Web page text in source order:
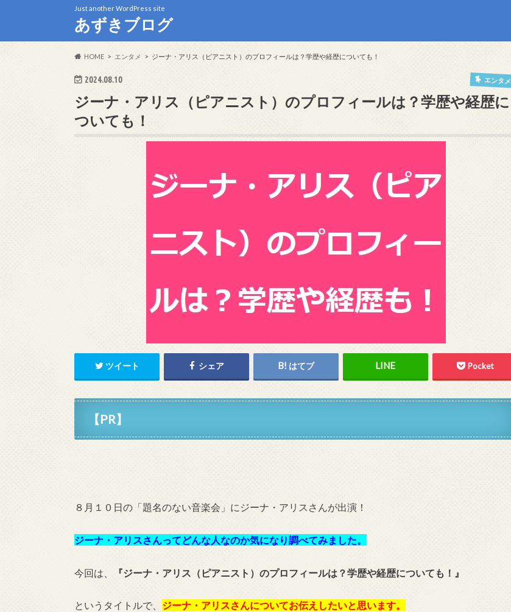
Just another WordPress site
あずきブログ
HOME エンタメ ジーナ・アリス（ピアニスト）のプロフィールは？学歴や経歴についても！
2024.08.10 エンタメ
ジーナ・アリス（ピアニスト）のプロフィールは？学歴や経歴に
ついても！
ツイート シェア はてブ Pocket
【PR】
８月１０日の「題名のない音楽会」にジーナ・アリスさんが出演！
ジーナ・アリスさんってどんな人なのか気になり調べてみました。
今回は、 『ジーナ・アリス（ピアニスト）のプロフィールは？学歴や経歴についても！』
というタイトルで、 ジーナ・アリスさんについてお伝えしたいと思います。